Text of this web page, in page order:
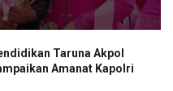
Taruna Akpol
Amanat Kapolri